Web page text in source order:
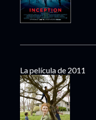
La película de 2011